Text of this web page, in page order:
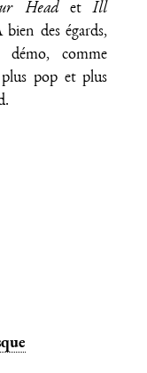
HeadetIll
des égards,
comme
pop et plus